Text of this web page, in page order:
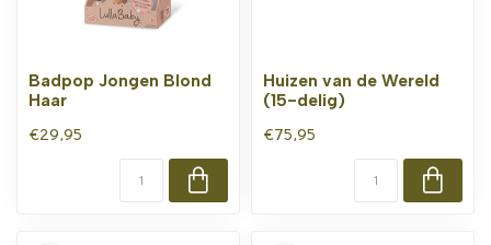
Badpop Jongen Blond
Haar
€29,95
Huizen van de Wereld
(15-delig)
€75,95